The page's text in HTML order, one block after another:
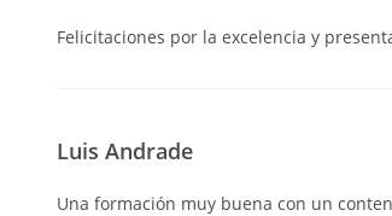
Felicitaciones por la excelencia y
Luis Andrade
Una formación muy buena con un